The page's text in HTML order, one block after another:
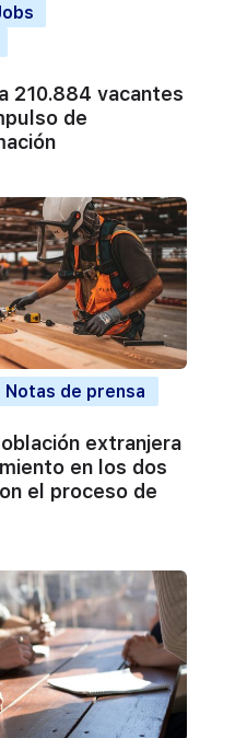
210.884 vacantes
de
Notas de prensa
extranjera
en los dos
el proceso de